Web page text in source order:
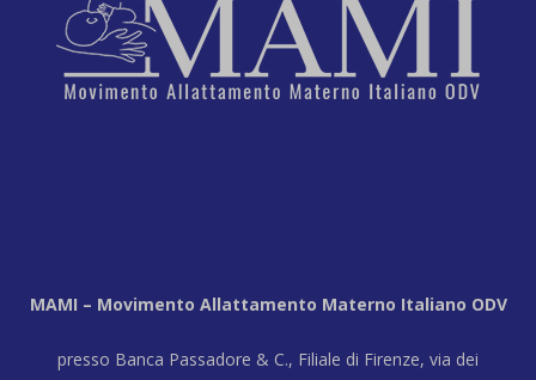
MAMI – Movimento Allattamento Materno Italiano ODV
presso Banca Passadore & C., Filiale di Firenze, via dei